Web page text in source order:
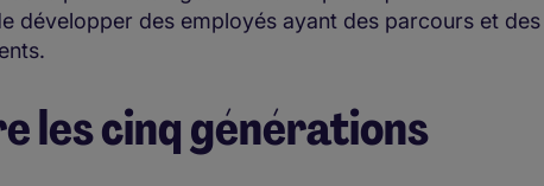
développer des employés ayant des parcours et des
les cinq générations